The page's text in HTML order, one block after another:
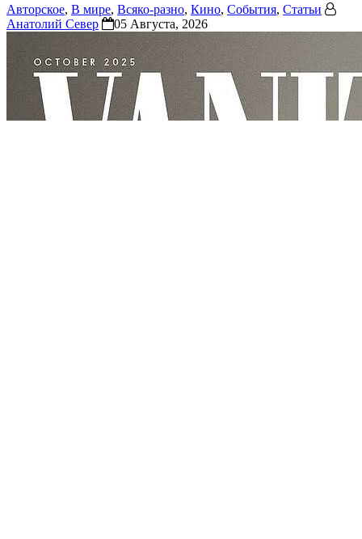
Авторское, В мире, Всяко-разно, Кино, События, Статьи
Анатолий Север
05 Августа, 2026